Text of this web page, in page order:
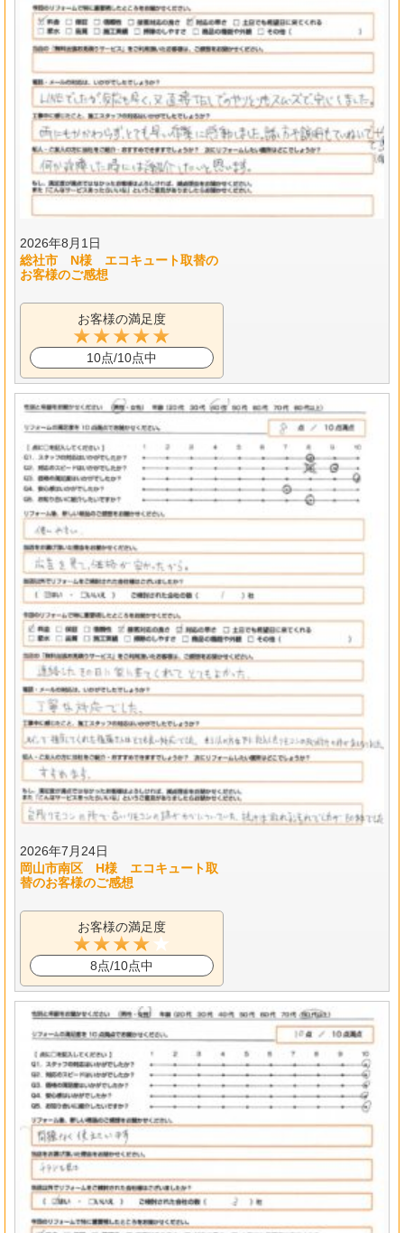
2026年8月1日
総社市 N様 エコキュート取替の
お客様のご感想
お客様の満足度
10点/10点中
2026年7月24日
岡山市南区 H様 エコキュート取
替のお客様のご感想
お客様の満足度
8点/10点中